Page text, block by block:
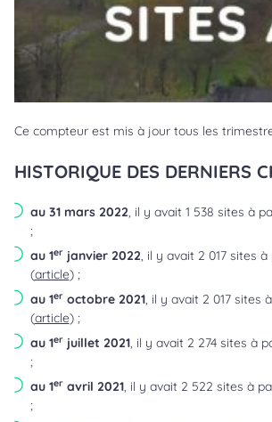
Ce compteur est mis à jour tous les
HISTORIQUE DES DERNIERS
au 31 mars 2022, il y avait 1 538 sites à
;
au 1erjanvier 2022, il y avait 2 017 sites à
(article) ;
au 1eroctobre 2021, il y avait 2 017 sites
(article) ;
au 1erjuillet 2021, il y avait 2 274 sites à
;
au 1eravril 2021, il y avait 2 522 sites à
;